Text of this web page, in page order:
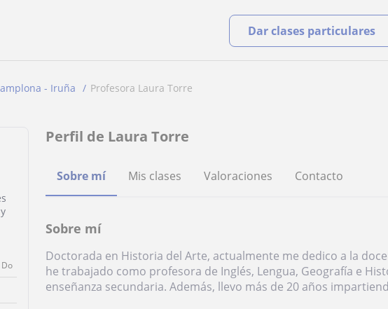
Dar clases particulares
- Iruña Profesora Laura Torre
Do
Perfil de Laura Torre
Sobre mí Mis clases Valoraciones Contacto
Sobre mí
Doctorada en Historia del Arte, actualmente me dedico a la
he trabajado como profesora de Inglés, Lengua, Geografía e
enseñanza secundaria. Además, llevo más de 20 años